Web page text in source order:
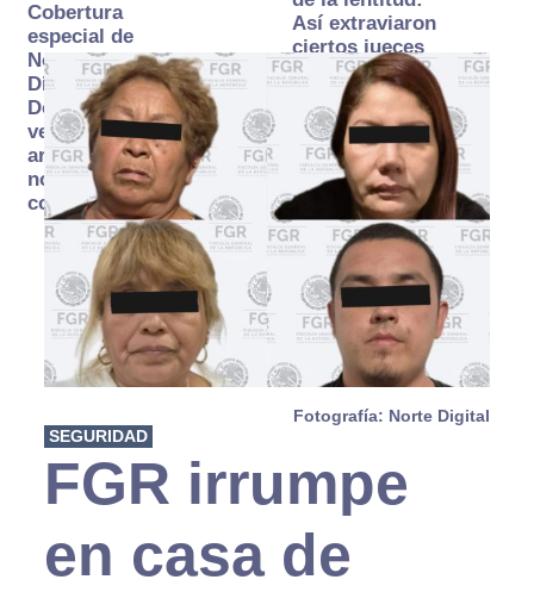
Cobertura
especial de
Norte
Digital:
Donde la
verdad
arde… pero
no se
consume
Así extraviaron
ciertos jueces
la justicia
expedita
Fotografía: Norte Digital
SEGURIDAD
FGR irrumpe
en casa de